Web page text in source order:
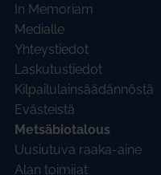
In Memoriam
Medialle
Yhteystiedot
Laskutustiedot
Kilpailulainsäädännöstä
Evästeistä
Metsäbiotalous
Uusiutuva raaka-aine
Alan toimijat